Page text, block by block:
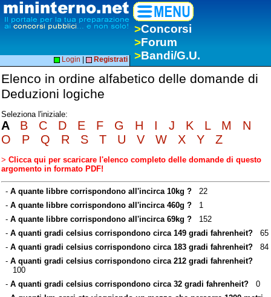
>Concorsi
>Forum
>Bandi/G.U.
Login Registrati
Elenco in ordine alfabetico delle domande di
Deduzioni logiche
Seleziona l'iniziale:
A B C D E F G H I J K L M
N
O
P Q R S T U V W X Y Z
> Clicca qui per scaricare l'elenco completo delle domande di questo
argomento in formato PDF!
- A quante libbre corrispondono all'incirca 10kg ?22
- A quante libbre corrispondono all'incirca 460g ?1
- A quante libbre corrispondono all'incirca 69kg ?152
- A quanti gradi celsius corrispondono circa 149 gradi fahrenheit?65
- A quanti gradi celsius corrispondono circa 183 gradi fahrenheit?84
- A quanti gradi celsius corrispondono circa 212 gradi fahrenheit?
100
- A quanti gradi celsius corrispondono circa 32 gradi fahrenheit?0